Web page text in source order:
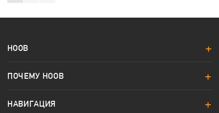
HOOB
ПОЧЕМУ HOOB
НАВИГАЦИЯ